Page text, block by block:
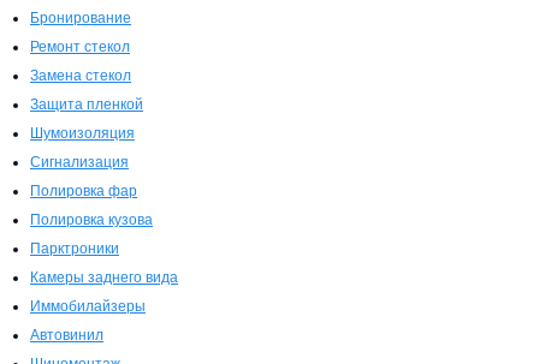
Бронирование
Ремонт стекол
Замена стекол
Защита пленкой
Шумоизоляция
Сигнализация
Полировка фар
Полировка кузова
Парктроники
Камеры заднего вида
Иммобилайзеры
Автовинил